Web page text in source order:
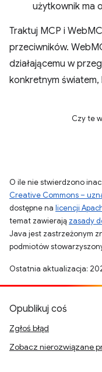
użytkownik ma
Traktuj MCP i
przeciwników.
działającemu w
konkretnym
Czy te
O ile nie stwierdzono
Creative Commons –
dostępne na licencji
temat zawierają zasady
Java jest zastrzeżonym
podmiotów
Ostatnia aktualizacja:
Opublikuj coś
Zgłoś błąd
Zobacz nierozwiązane